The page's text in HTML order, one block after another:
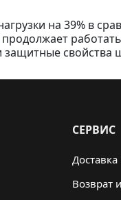
на 39% в
защитные свойства
СЕРВИС
Возврат